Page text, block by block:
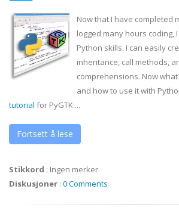
Now that I have completed
logged many hours coding,
Python skills. I can easily
inheritance, call methods,
comprehensions. Now
and how to use it with
tutorial for PyGTK ...
Fortsett å lese
Stikkord : Ingen merker
Diskusjoner : 0 Comments